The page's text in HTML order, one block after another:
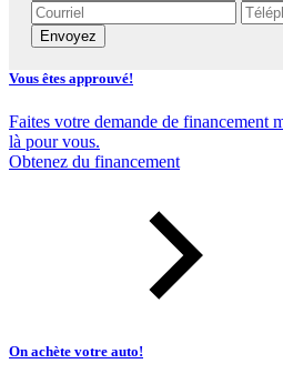
Envoyez
Vous êtes approuvé!
Faites votre demande de financement
là pour vous.
Obtenez du financement
On achète votre auto!